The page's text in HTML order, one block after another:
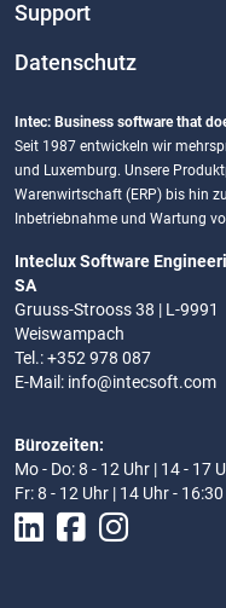
Support
Datenschutz
Intec: Business software that
Seit 1987 entwickeln wir
und Luxemburg. Unsere
Warenwirtschaft (ERP) bis hin
Inbetriebnahme und Wartung
Inteclux Software
SA
Gruuss-Strooss 38 | L-9991
Weiswampach
Tel.: +352 978 087
E-Mail: info@intecsoft.com
Bürozeiten:
Mo - Do: 8 - 12 Uhr | 14 - 17
Fr: 8 - 12 Uhr | 14 Uhr -